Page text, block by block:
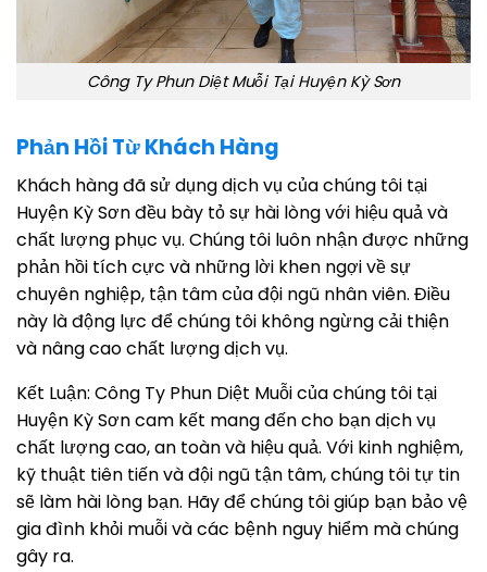
Công Ty Phun Diệt Muỗi Tại Huyện Kỳ Sơn
Phản Hồi Từ Khách Hàng
Khách hàng đã sử dụng dịch vụ của chúng tôi tại
Huyện Kỳ Sơn đều bày tỏ sự hài lòng với hiệu quả và
chất lượng phục vụ. Chúng tôi luôn nhận được những
phản hồi tích cực và những lời khen ngợi về sự
chuyên nghiệp, tận tâm của đội ngũ nhân viên. Điều
này là động lực để chúng tôi không ngừng cải thiện
và nâng cao chất lượng dịch vụ.
Kết Luận: Công Ty Phun Diệt Muỗi của chúng tôi tại
Huyện Kỳ Sơn cam kết mang đến cho bạn dịch vụ
chất lượng cao, an toàn và hiệu quả. Với kinh nghiệm,
kỹ thuật tiên tiến và đội ngũ tận tâm, chúng tôi tự tin
sẽ làm hài lòng bạn. Hãy để chúng tôi giúp bạn bảo vệ
gia đình khỏi muỗi và các bệnh nguy hiểm mà chúng
gây ra.